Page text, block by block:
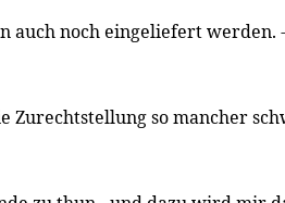
auch noch eingeliefert werden.
Zurechtstellung so mancher